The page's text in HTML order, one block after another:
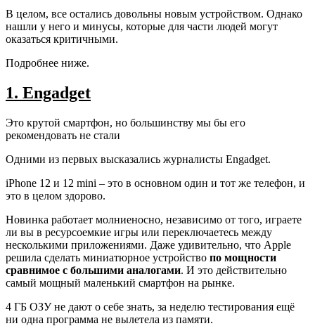
В целом, все остались довольны новым устройством. Однако
нашли у него и минусы, которые для части людей могут
оказаться критичными.
Подробнее ниже.
1. Engadget
Это крутой смартфон, но большинству мы бы его
рекомендовать не стали
Одними из первых высказались журналисты Engadget.
iPhone 12 и 12 mini – это в основном один и тот же телефон, и
это в целом здорово.
Новинка работает молниеносно, независимо от того, играете
ли вы в ресурсоемкие игры или переключаетесь между
несколькими приложениями. Даже удивительно, что Apple
решила сделать миниатюрное устройство по мощности
сравнимое с большими аналогами. И это действительно
самый мощный маленький смартфон на рынке.
4 ГБ ОЗУ не дают о себе знать, за неделю тестирования ещё
ни одна программа не вылетела из памяти.